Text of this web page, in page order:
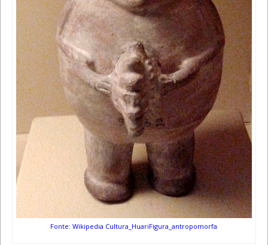
Fonte: Wikipedia Cultura_HuariFigura_antropomorfa